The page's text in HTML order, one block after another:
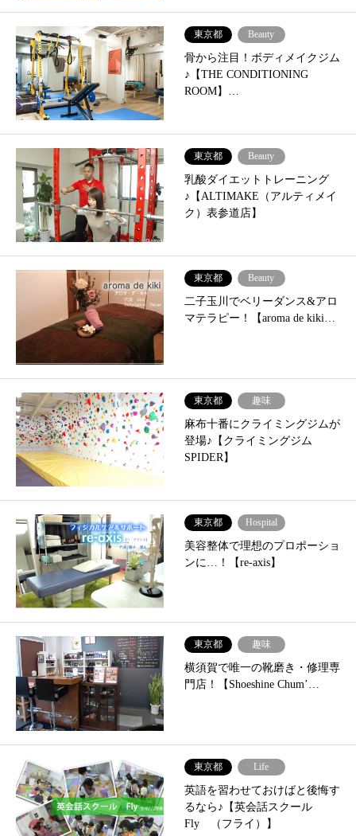
東京都 Beauty
骨から注目！ボディメイクジム
♪【THE CONDITIONING
ROOM】…
東京都 Beauty
乳酸ダイエットトレーニング
♪【ALTIMAKE（アルティメイ
ク）表参道店】
東京都 Beauty
二子玉川でベリーダンス&アロ
マテラピー！【aroma de kiki…
東京都 趣味
麻布十番にクライミングジムが
登場♪【クライミングジム
SPIDER】
東京都 Hospital
美容整体で理想のプロポーショ
ンに…！【re-axis】
東京都 趣味
横須賀で唯一の靴磨き・修理専
門店！【Shoeshine Chum’…
東京都 Life
英語を習わせておけばと後悔す
るなら♪【英会話スクール
Fly （フライ）】